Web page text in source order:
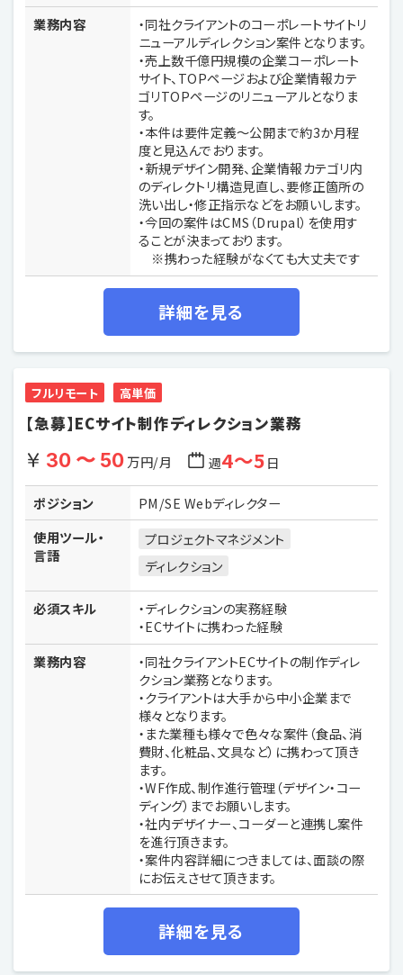
業務内容
・同社クライアントのコーポレートサイトリ
ニューアルディレクション案件となります。
・売上数千億円規模の企業コーポレート
サイト、TOPページおよび企業情報カテ
ゴリTOPページのリニューアルとなりま
す。
・本件は要件定義～公開まで約3か月程
度と見込んでおります。
・新規デザイン開発、企業情報カテゴリ内
のディレクトリ構造見直し、要修正箇所の
洗い出し・修正指示などをお願いします。
・今回の案件はCMS（Drupal）を使用す
ることが決まっております。
※携わった経験がなくても大丈夫です
詳細を見る
フルリモート 高単価
【急募】ECサイト制作ディレクション業務
30 〜 50万円/月 週4〜5日
ポジション
PM/SE Webディレクター
使用ツール・
言語
プロジェクトマネジメント
ディレクション
必須スキル
・ディレクションの実務経験
・ECサイトに携わった経験
業務内容
・同社クライアントECサイトの制作ディレ
クション業務となります。
・クライアントは大手から中小企業まで
様々となります。
・また業種も様々で色々な案件（食品、消
費財、化粧品、文具など）に携わって頂き
ます。
・WF作成、制作進行管理（デザイン・コー
ディング）までお願いします。
・社内デザイナー、コーダーと連携し案件
を進行頂きます。
・案件内容詳細につきましては、面談の際
にお伝えさせて頂きます。
詳細を見る